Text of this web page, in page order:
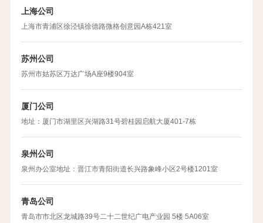
上海公司
上海市青浦区徐泾镇徐德路微格创意园A栋421室
苏州公司
苏州市姑苏区万达广场A座9楼904室
厦门公司
地址：厦门市湖里区兴湖路31号碧桂园启航大厦401-7栋
泉州公司
泉州办公室地址：晋江市青阳街道长兴路象峰小区2号楼1201室
青岛公司
青岛市市北区龙城路39号二十二世纪广电产业园 5楼 5A06室